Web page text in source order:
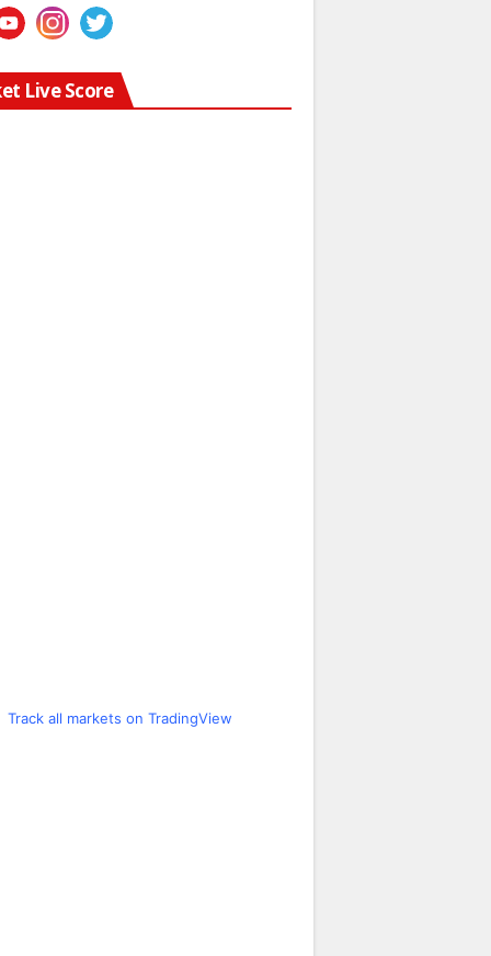
Live Score
Track all markets on TradingView